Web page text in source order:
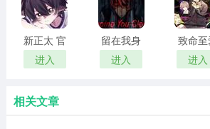
需求。
游戏玩法：
1、运用自己的智慧，去创造出自己专
2、海量的挑战任务随你来玩，完成任
新正太 官
方正版
进入
留在我身
边
进入
致命
汉化版
进入
相关文章